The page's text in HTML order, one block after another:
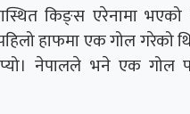
किङ्स एरेनामा
हाफमा एक गोल गरेको
नेपालले भने एक गोल